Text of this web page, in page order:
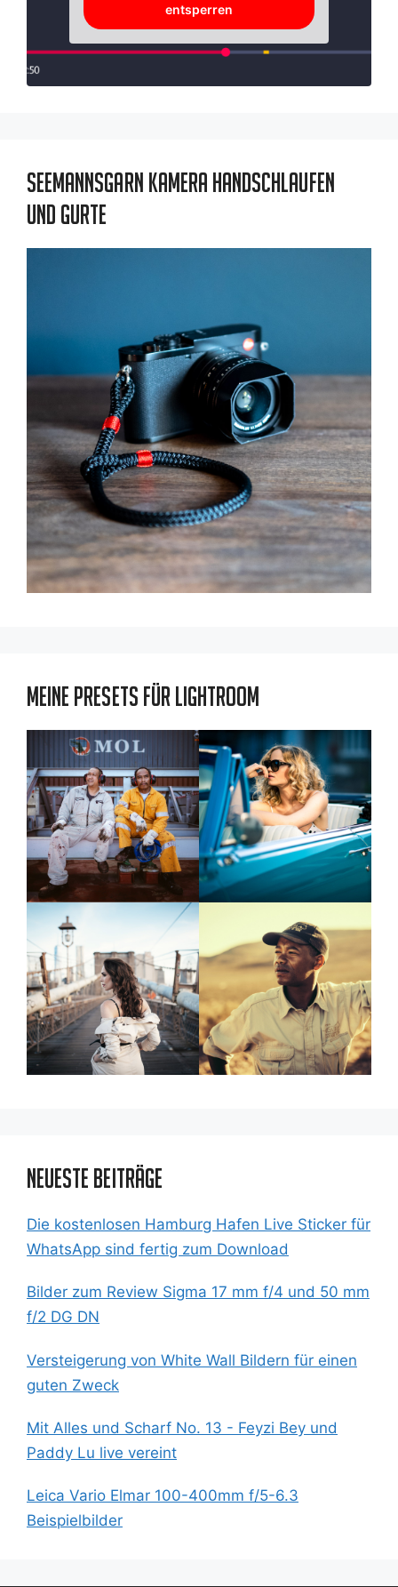
entsperren
Seemannsgarn Kamera Handschlaufen
und Gurte
Meine Presets für Lightroom
Neueste Beiträge
Die kostenlosen Hamburg Hafen Live Sticker für
WhatsApp sind fertig zum Download
Bilder zum Review Sigma 17 mm f/4 und 50 mm
f/2 DG DN
Versteigerung von White Wall Bildern für einen
guten Zweck
Mit Alles und Scharf No. 13 - Feyzi Bey und
Paddy Lu live vereint
Leica Vario Elmar 100-400mm f/5-6.3
Beispielbilder